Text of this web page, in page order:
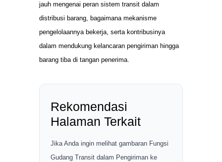
jauh mengenai peran sistem transit dalam
distribusi barang, bagaimana mekanisme
pengelolaannya bekerja, serta kontribusinya
dalam mendukung kelancaran pengiriman hingga
barang tiba di tangan penerima.
Rekomendasi
Halaman Terkait
Jika Anda ingin melihat gambaran Fungsi
Gudang Transit dalam Pengiriman ke